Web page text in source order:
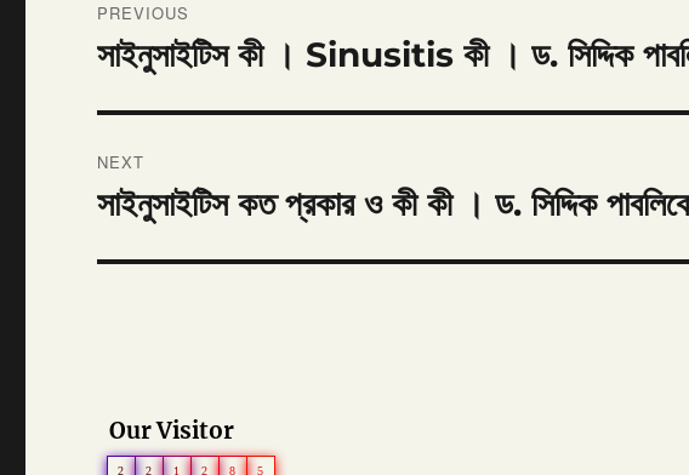
navigation
PREVIOUS
Previous
সাইনুসাইটিস কী । Sinusitis কী । ড. সিদ্দিক
NEXT
Next
সাইনুসাইটিস কত প্রকার ও কী কী । ড. সিদ্দিক
Our Visitor
2 2 1 2 8 5